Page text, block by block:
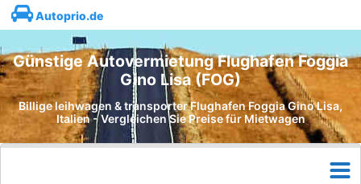
Autoprio.de
Günstige Autovermietung Flughafen Foggia
Gino Lisa (FOG)
Billige leihwagen & transporter Flughafen Foggia Gino Lisa,
Italien - Vergleichen Sie Preise für Mietwagen